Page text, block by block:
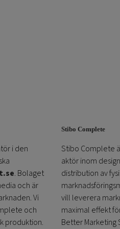
i den
. Bolaget
och är
Vi
och
produktion.
Stibo Complete
Stibo Complete
aktör inom
distribution av
vill leverera
maximal effekt
Better Marketing